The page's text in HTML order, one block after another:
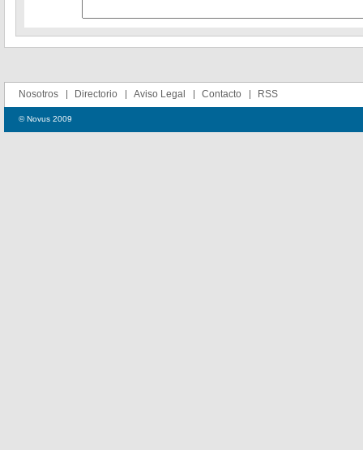
Nosotros Directorio Aviso Legal Contacto RSS
© Novus 2009